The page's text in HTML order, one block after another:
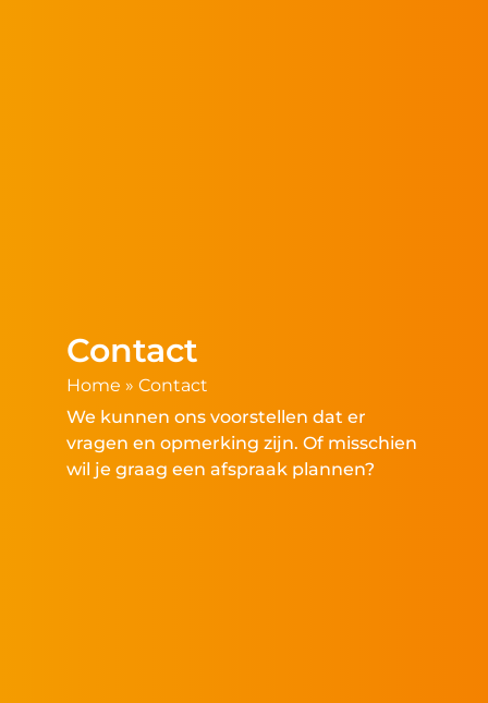
Contact
Home » Contact
We kunnen ons voorstellen dat er
vragen en opmerking zijn. Of misschien
wil je graag een afspraak plannen?